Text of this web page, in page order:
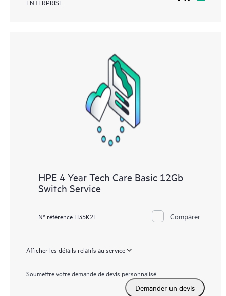
ENTERPRISE
HPE 4 Year Tech Care Basic 12Gb
Switch Service
N° référence H35K2E Comparer
Afficher les détails relatifs au service
Soumettre votre demande de devis personnalisé
Demander un devis